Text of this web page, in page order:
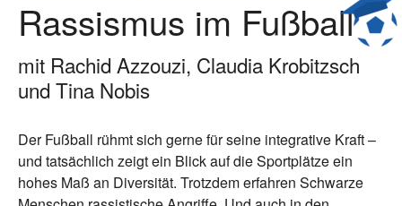
Rassismus im Fußball
mit Rachid Azzouzi, Claudia Krobitzsch
und Tina Nobis
Der Fußball rühmt sich gerne für seine integrative Kraft –
und tatsächlich zeigt ein Blick auf die Sportplätze ein
hohes Maß an Diversität. Trotzdem erfahren Schwarze